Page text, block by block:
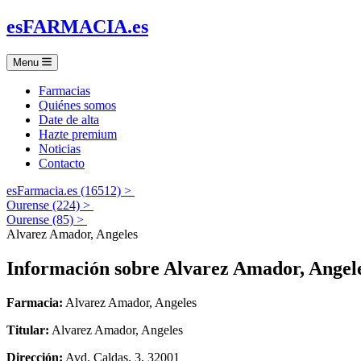
esFARMACIA.es
Menu
Farmacias
Quiénes somos
Date de alta
Hazte premium
Noticias
Contacto
esFarmacia.es (16512) >
Ourense (224) >
Ourense (85) >
Alvarez Amador, Angeles
Información sobre Alvarez Amador,
Farmacia: Alvarez Amador, Angeles
Titular: Alvarez Amador, Angeles
Dirección: Avd. Caldas, 3, 32001